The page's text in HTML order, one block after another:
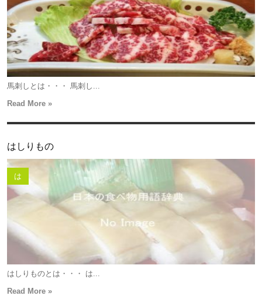
馬刺しとは・・・ 馬刺し...
Read More »
はしりもの
は
はしりものとは・・・ は...
Read More »